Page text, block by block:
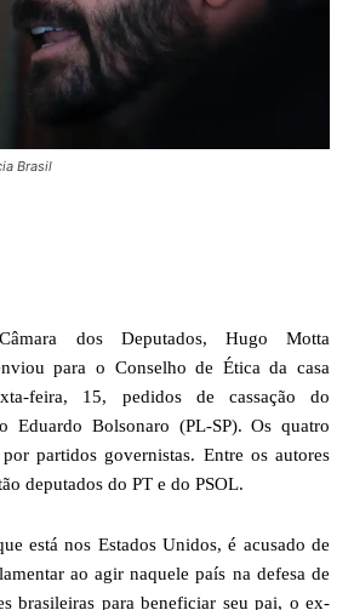
Brasil
dos Deputados, Hugo Motta
para o Conselho de Ética da casa
feira, 15, pedidos de cassação do
Eduardo Bolsonaro (PL-SP). Os quatro
partidos governistas. Entre os autores
deputados do PT e do PSOL.
está nos Estados Unidos, é acusado de
ao agir naquele país na defesa de
brasileiras para beneficiar seu pai, o ex-